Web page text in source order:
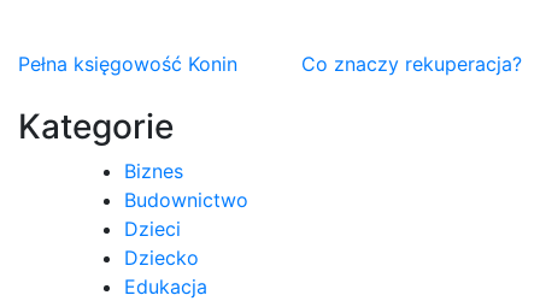
Nawigacja
wpisu
Pełna księgowość Konin Co znaczy rekuperacja?
Kategorie
Biznes
Budownictwo
Dzieci
Dziecko
Edukacja